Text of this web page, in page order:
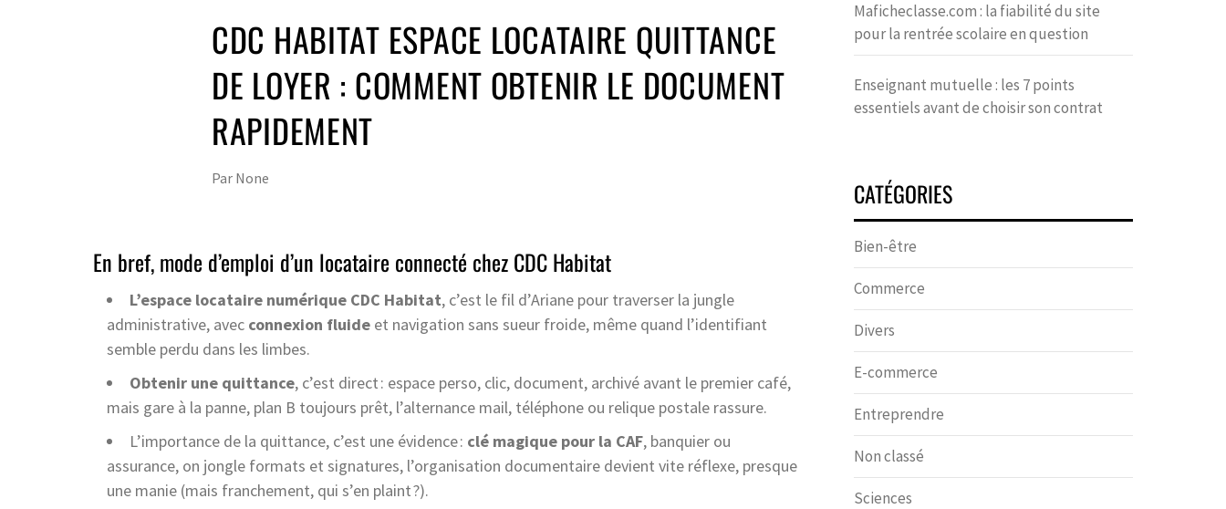
CDC HABITAT ESPACE LOCATAIRE QUITTANCE
DE LOYER : COMMENT OBTENIR LE DOCUMENT
RAPIDEMENT
Par None
En bref, mode d’emploi d’un locataire connecté chez CDC Habitat
L’espace locataire numérique CDC Habitat, c’est le fil d’Ariane pour traverser la jungle
administrative, avec connexion fluide et navigation sans sueur froide, même quand l’identifiant
semble perdu dans les limbes.
Obtenir une quittance, c’est direct : espace perso, clic, document, archivé avant le premier café,
mais gare à la panne, plan B toujours prêt, l’alternance mail, téléphone ou relique postale rassure.
L’importance de la quittance, c’est une évidence : clé magique pour la CAF, banquier ou
assurance, on jongle formats et signatures, l’organisation documentaire devient vite réflexe, presque
une manie (mais franchement, qui s’en plaint ?).
Maficheclasse.com : la fiabilité du site
pour la rentrée scolaire en question
Enseignant mutuelle : les 7 points
essentiels avant de choisir son contrat
CATÉGORIES
Bien-être
Commerce
Divers
E-commerce
Entreprendre
Non classé
Sciences